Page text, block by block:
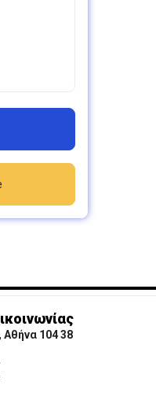
Αθήνα 104 38